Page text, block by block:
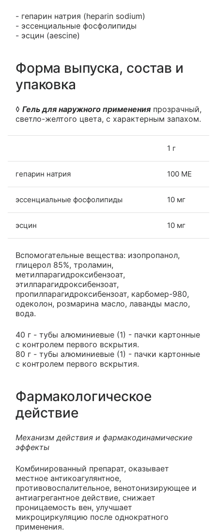
- гепарин натрия (heparin sodium)
- эссенциальные фосфолипиды
- эсцин (aescine)
Форма выпуска, состав и
упаковка
◊ Гель для наружного применения прозрачный,
светло-желтого цвета, с характерным запахом.
1 г
гепарин натрия 100 МЕ
эссенциальные фосфолипиды 10 мг
эсцин 10 мг
Вспомогательные вещества: изопропанол,
глицерол 85%, троламин,
метилпарагидроксибензоат,
этилпарагидроксибензоат,
пропилпарагидроксибензоат, карбомер-980,
одеколон, розмарина масло, лаванды масло,
вода.
40 г - тубы алюминиевые (1) - пачки картонные
с контролем первого вскрытия.
80 г - тубы алюминиевые (1) - пачки картонные
с контролем первого вскрытия.
Фармакологическое
действие
Механизм действия и фармакодинамические
эффекты
Комбинированный препарат, оказывает
местное антикоагулянтное,
противовоспалительное, венотонизирующее и
антиагрегантное действие, снижает
проницаемость вен, улучшает
микроциркуляцию после однократного
применения.